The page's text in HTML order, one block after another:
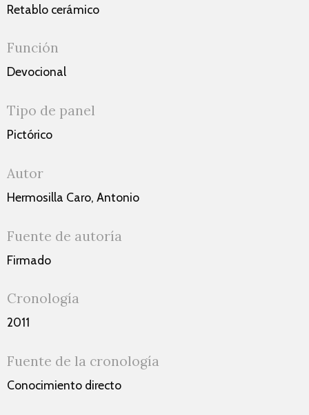
Retablo cerámico
Función
Devocional
Tipo de panel
Pictórico
Autor
Hermosilla Caro, Antonio
Fuente de autoría
Firmado
Cronología
2011
Fuente de la cronología
Conocimiento directo